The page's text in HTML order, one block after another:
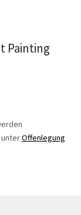
Painting
Offenlegung